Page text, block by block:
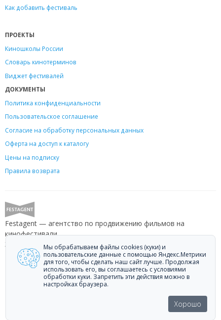
Как добавить фестиваль
ПРОЕКТЫ
Киношколы России
Словарь кинотерминов
Виджет фестивалей
ДОКУМЕНТЫ
Политика конфиденциальности
Пользовательское соглашение
Согласие на обработку персональных данных
Оферта на доступ к каталогу
Цены на подписку
Правила возврата
Festagent — агентство по продвижению фильмов на
кинофестивали.
Звоните +7 (499) 113-78-80 или пишитеhello@festagent.com
© 2010—2026 Festagent. Использование материалов сайта
«Festagent.com» разрешено только при наличии активной ссылки на
источник.
Персональные данные, опубликованные на сайте, размещены с
согласия субъектов персональных данных. Условия и запреты не
Мы обрабатываем файлы cookies (куки) и
пользовательские данные с помощью Яндекс.Метрики
для того, чтобы сделать наш сайт лучше. Продолжая
использовать его, вы соглашаетесь с условиями
обработки куки. Запретить эти действия можно в
настройках браузера.
Хорошо